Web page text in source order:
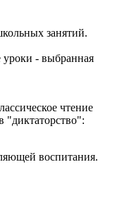
занятий.
уроки - выбранная
чтение
"диктаторство":
воспитания.